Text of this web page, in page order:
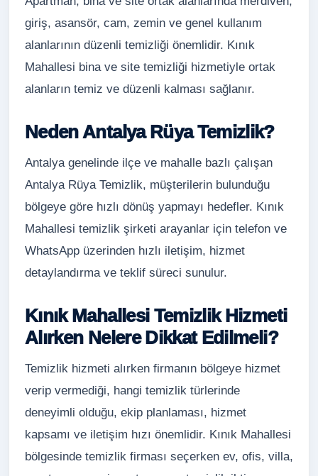
giriş, asansör, cam, zemin ve genel kullanım
alanlarının düzenli temizliği önemlidir. Kınık
Mahallesi bina ve site temizliği hizmetiyle ortak
alanların temiz ve düzenli kalması sağlanır.
Neden Antalya Rüya Temizlik?
Antalya genelinde ilçe ve mahalle bazlı çalışan
Antalya Rüya Temizlik, müşterilerin bulunduğu
bölgeye göre hızlı dönüş yapmayı hedefler. Kınık
Mahallesi temizlik şirketi arayanlar için telefon ve
WhatsApp üzerinden hızlı iletişim, hizmet
detaylandırma ve teklif süreci sunulur.
Kınık Mahallesi Temizlik Hizmeti
Alırken Nelere Dikkat Edilmeli?
Temizlik hizmeti alırken firmanın bölgeye hizmet
verip vermediği, hangi temizlik türlerinde
deneyimli olduğu, ekip planlaması, hizmet
kapsamı ve iletişim hızı önemlidir. Kınık Mahallesi
bölgesinde temizlik firması seçerken ev, ofis, villa,